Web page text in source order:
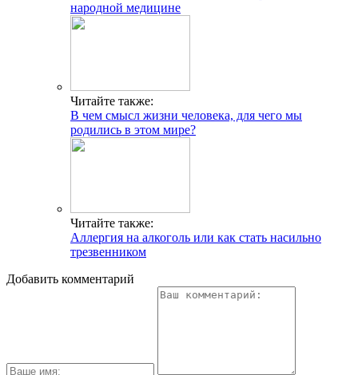
народной медицине
Читайте также:
В чем смысл жизни человека, для чего мы
родились в этом мире?
Читайте также:
Аллергия на алкоголь или как стать насильно
трезвенником
Добавить комментарий